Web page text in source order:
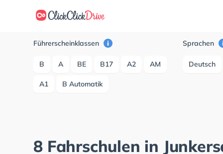
Führerscheinklassen
B A BE B17 A2 AM
A1 B Automatik
Sprachen
Deutsch
8 Fahrschulen in